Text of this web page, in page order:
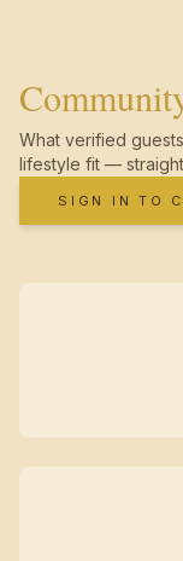
What verified
lifestyle fit —
SIGN IN TO